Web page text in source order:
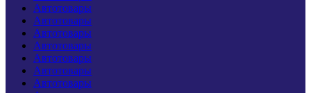
Автотовары
Автотовары
Автотовары
Автотовары
Автотовары
Автотовары
Автотовары